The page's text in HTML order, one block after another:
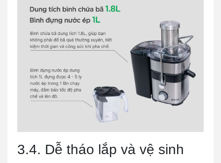
3.4. Dễ tháo lắp và vệ sinh